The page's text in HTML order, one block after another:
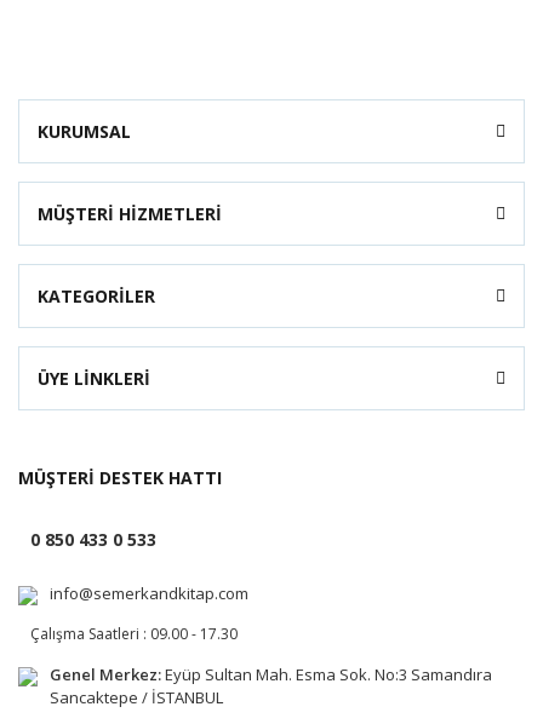
KURUMSAL
MÜŞTERİ HİZMETLERİ
KATEGORİLER
ÜYE LİNKLERİ
MÜŞTERİ DESTEK HATTI
0 850 433 0 533
info@semerkandkitap.com
Çalışma Saatleri : 09.00 - 17.30
Genel Merkez:Eyüp Sultan Mah. Esma Sok. No:3 Samandıra
Sancaktepe / İSTANBUL